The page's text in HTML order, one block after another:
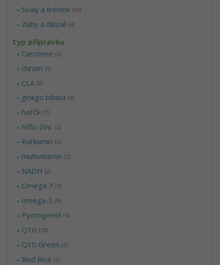
- Svaly a trénink (10)
- Zuby a dásně (4)
Typ přípravku
- Carotene (1)
- chrom (5)
- CLA (2)
- ginkgo biloba (2)
- hořčík (7)
- Influ-Zinc (1)
- Kurkumin (1)
- multivitamin (1)
- NADH (2)
- Omega 7 (3)
- omega-3 (6)
- Pycnogenol (4)
- Q10 (18)
- Q10 Green (2)
- Red Rice (1)